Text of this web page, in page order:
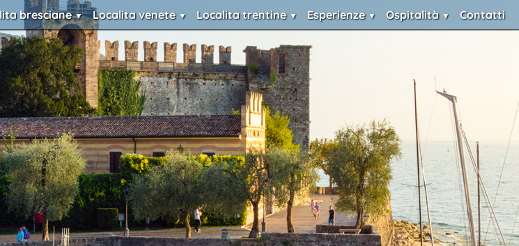
bresciane Localita venete Localita trentine Esperienze Ospitalità Contatti